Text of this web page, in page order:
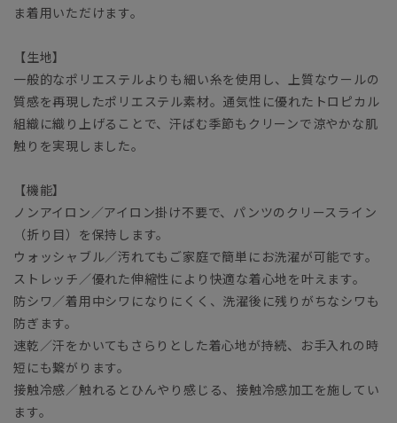
ま着用いただけます。
【生地】
一般的なポリエステルよりも細い糸を使用し、上質なウールの
質感を再現したポリエステル素材。通気性に優れたトロピカル
組織に織り上げることで、汗ばむ季節もクリーンで涼やかな肌
触りを実現しました。
【機能】
ノンアイロン／アイロン掛け不要で、パンツのクリースライン
（折り目）を保持します。
ウォッシャブル／汚れてもご家庭で簡単にお洗濯が可能です。
ストレッチ／優れた伸縮性により快適な着心地を叶えます。
防シワ／着用中シワになりにくく、洗濯後に残りがちなシワも
防ぎます。
速乾／汗をかいてもさらりとした着心地が持続、お手入れの時
短にも繋がります。
接触冷感／触れるとひんやり感じる、接触冷感加工を施してい
ます。